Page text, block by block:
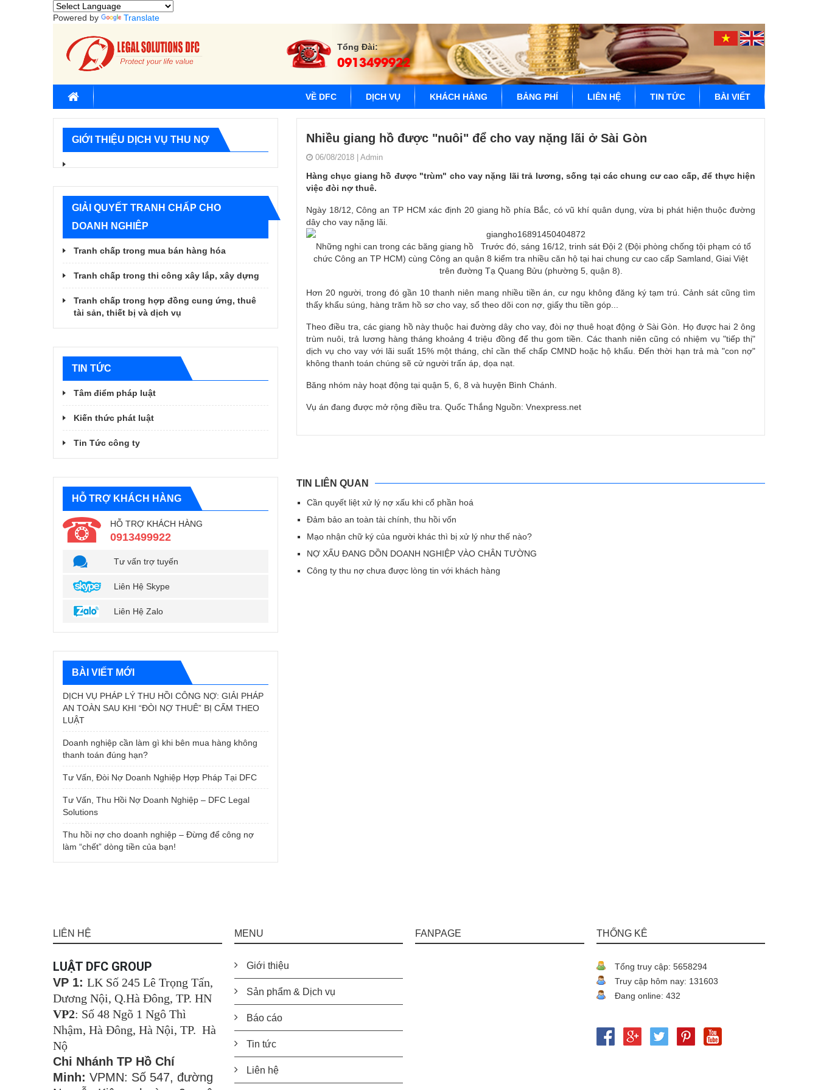
Powered by Translate
Tổng Đài:
0913499922
VỀ DFC DỊCH VỤ KHÁCH HÀNG BẢNG PHÍ LIÊN HỆ TIN TỨC BÀI VIẾT
Nhiều giang hồ được "nuôi" để cho vay nặng lãi ở Sài Gòn
06/08/2018 Admin
Hàng chục giang hồ được "trùm" cho vay nặng lãi trả lương, sống tại các chung cư cao cấp, để thực hiện
việc đòi nợ thuê.
Ngày 18/12, Công an TP HCM xác định 20 giang hồ phía Bắc, có vũ khí quân dụng, vừa bị phát hiện thuộc đường
dây cho vay nặng lãi.
Những nghi can trong các băng giang hồ
Trước đó, sáng 16/12, trinh sát Đội 2 (Đội phòng chống tội phạm có tổ
chức Công an TP HCM) cùng Công an quận 8 kiểm tra nhiều căn hộ tại hai chung cư cao cấp Samland, Giai Việt
trên đường Tạ Quang Bửu (phường 5, quận 8).
Hơn 20 người, trong đó gần 10 thanh niên mang nhiều tiền án, cư ngụ không đăng ký tạm trú. Cảnh sát cũng tìm
thấy khẩu súng, hàng trăm hồ sơ cho vay, sổ theo dõi con nợ, giấy thu tiền góp...
Theo điều tra, các giang hồ này thuộc hai đường dây cho vay, đòi nợ thuê hoạt động ở Sài Gòn. Họ được hai 2 ông
trùm nuôi, trả lương hàng tháng khoảng 4 triệu đồng để thu gom tiền. Các thanh niên cũng có nhiệm vụ "tiếp thị"
dịch vụ cho vay với lãi suất 15% một tháng, chỉ cần thế chấp CMND hoặc hộ khẩu. Đến thời hạn trả mà "con nợ"
không thanh toán chúng sẽ cử người trấn áp, dọa nạt.
Băng nhóm này hoạt động tại quận 5, 6, 8 và huyện Bình Chánh.
Vụ án đang được mở rộng điều tra. Quốc Thắng Nguồn: Vnexpress.net
TIN LIÊN QUAN
Cần quyết liệt xử lý nợ xấu khi cổ phần hoá
Đảm bảo an toàn tài chính, thu hồi vốn
Mạo nhận chữ ký của người khác thì bị xử lý như thế nào?
NỢ XẤU ĐANG DỒN DOANH NGHIỆP VÀO CHÂN TƯỜNG
Công ty thu nợ chưa được lòng tin với khách hàng
GIỚI THIỆU DỊCH VỤ THU NỢ
GIẢI QUYẾT TRANH CHẤP CHO
DOANH NGHIÊP
Tranh chấp trong mua bán hàng hóa
Tranh chấp trong thi công xây lắp, xây dựng
Tranh chấp trong hợp đồng cung ứng, thuê
tài sản, thiết bị và dịch vụ
TIN TỨC
Tâm điểm pháp luật
Kiến thức phát luật
Tin Tức công ty
HỖ TRỢ KHÁCH HÀNG
HỖ TRỢ KHÁCH HÀNG
0913499922
Tư vấn trợ tuyến
Liên Hệ Skype
Liên Hệ Zalo
BÀI VIẾT MỚI
DỊCH VỤ PHÁP LÝ THU HỒI CÔNG NỢ: GIẢI PHÁP
AN TOÀN SAU KHI “ĐÒI NỢ THUÊ” BỊ CẤM THEO
LUẬT
Doanh nghiệp cần làm gì khi bên mua hàng không
thanh toán đúng hạn?
Tư Vấn, Đòi Nợ Doanh Nghiệp Hợp Pháp Tại DFC
Tư Vấn, Thu Hồi Nợ Doanh Nghiệp – DFC Legal
Solutions
Thu hồi nợ cho doanh nghiệp – Đừng để công nợ
làm “chết” dòng tiền của bạn!
LIÊN HỆ
LUẬT DFC GROUP
VP 1: LK Số 245 Lê Trọng Tấn,
Dương Nội, Q.Hà Đông, TP. HN
VP2: Số 48 Ngõ 1 Ngô Thì
Nhậm, Hà Đông, Hà Nội, TP. Hà
Nộ
Chi Nhánh TP Hồ Chí
Minh: VPMN: Số 547, đường
MENU
Giới thiệu
Sản phẩm & Dịch vụ
Báo cáo
Tin tức
Liên hệ
FANPAGE THỐNG KÊ
Tổng truy cập: 5658294
Truy cập hôm nay: 131603
Đang online: 432